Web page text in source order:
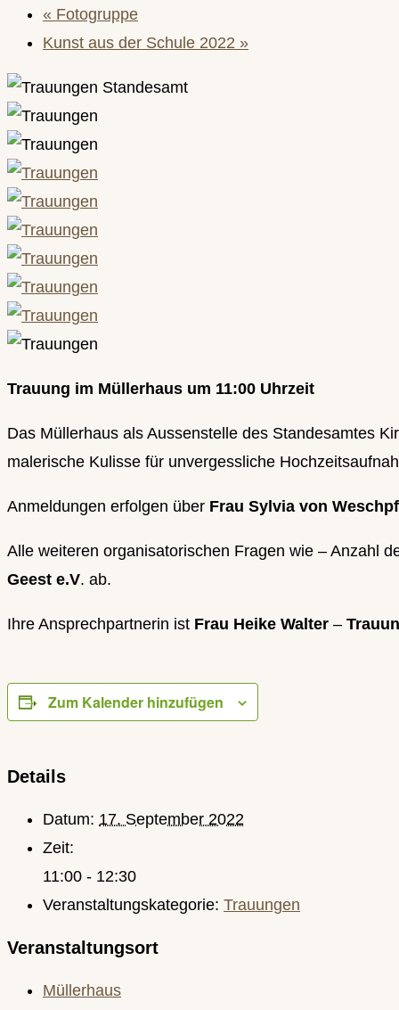
« Fotogruppe
Kunst aus der Schule 2022 »
Trauung im Müllerhaus um 11:00 Uhrzeit
Das Müllerhaus als Aussenstelle des Standesamtes
malerische Kulisse für unvergessliche
Anmeldungen erfolgen über Frau Sylvia von
Alle weiteren organisatorischen Fragen wie – Anzahl
Geest e.V. ab.
Ihre Ansprechpartnerin ist Frau Heike Walter –
Zum Kalender hinzufügen
Details
Datum: 17. September 2022
Zeit:
11:00 - 12:30
Veranstaltungskategorie: Trauungen
Veranstaltungsort
Müllerhaus